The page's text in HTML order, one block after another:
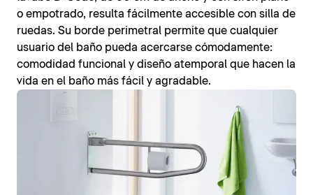
o empotrado, resulta fácilmente accesible con silla de
ruedas. Su borde perimetral permite que cualquier
usuario del baño pueda acercarse cómodamente:
comodidad funcional y diseño atemporal que hacen la
vida en el baño más fácil y agradable.